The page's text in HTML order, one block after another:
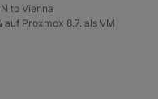
to Vienna
auf Proxmox 8.7. als VM